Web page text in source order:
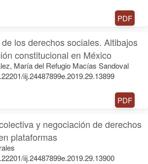
PDF
los derechos sociales. Altibajos
constitucional en México
María del Refugio Macías Sandoval
iij.24487899e.2019.29.13899
PDF
y negociación de derechos
plataformas
iij.24487899e.2019.29.13900